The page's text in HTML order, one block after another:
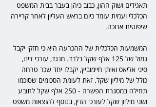
תאגידים ושוק ההון, כבוב כיהן בעבר בבית המשפט
הכלכלי ועמית עומד כיום בראש העליון לאחר קריירה
שיפוטית ארוכה.
המשמעות הכלכלית של ההכרעה היא כי חזקי יקבל
גמול של 125 אלף שקל בלבד. מנגד, עורכי דינו,
סיני אליאס ואיתן חיימוביץ, יקבלו יחד שכר טרחה
כולל של מיליון שקל. זאת לעומת הסכומים שסוכמו
תחילה במסגרת הפשרה - 250 אלף שקל לתובע
ושני מיליון שקל לעורכי הדין, בנוסף להוצאות משפט